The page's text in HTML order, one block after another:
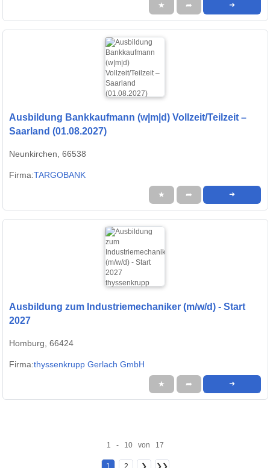
★ ➦ ➜
Ausbildung Bankkaufmann (w|m|d) Vollzeit/Teilzeit –
Saarland (01.08.2027)
Neunkirchen, 66538
Firma:TARGOBANK
★ ➦ ➜
Ausbildung zum Industriemechaniker (m/w/d) - Start
2027
Homburg, 66424
Firma:thyssenkrupp Gerlach GmbH
★ ➦ ➜
1 - 10 von 17
1 2 ❯ ❯❯